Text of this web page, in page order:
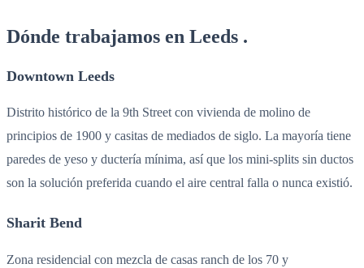
Dónde trabajamos en Leeds .
Downtown Leeds
Distrito histórico de la 9th Street con vivienda de molino de
principios de 1900 y casitas de mediados de siglo. La mayoría tiene
paredes de yeso y ductería mínima, así que los mini-splits sin ductos
son la solución preferida cuando el aire central falla o nunca existió.
Sharit Bend
Zona residencial con mezcla de casas ranch de los 70 y